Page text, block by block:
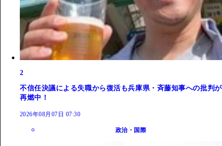
2
不信任決議による失職から復活も兵庫県・斉藤知事への批判が
再燃中！
2026年08月07日 07:30
政治・国際